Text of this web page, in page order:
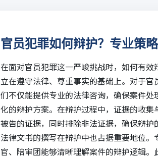
官员犯罪如何辩护？专业策
在面对官员犯罪这一严峻挑战时，如何有
立在遵守法律、尊重事实的基础上。对于
们不仅能提供专业的法律咨询，确保案件处
化的辩护方案。在辩护过程中，证据的收
被告的证据，同时排除非法证据，确保辩护
法律文书的撰写在辩护中也占据重要地位
官、陪审团能够清晰理解案件的辩护逻辑